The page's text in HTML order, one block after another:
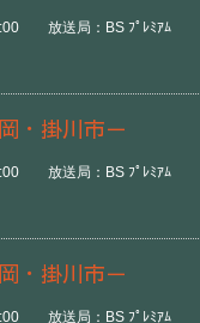
放送局：BS ﾌﾟﾚﾐｱﾑ
・掛川市－
放送局：BS ﾌﾟﾚﾐｱﾑ
・掛川市－
放送局：BS ﾌﾟﾚﾐｱﾑ